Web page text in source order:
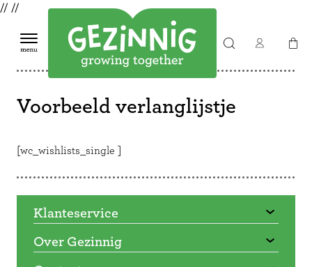
// //
Voorbeeld verlanglijstje
[wc_wishlists_single ]
Klanteservice
Over Gezinnig